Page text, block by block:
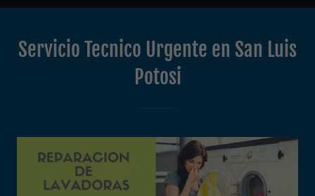
Servicio Tecnico Urgente en San Luis
Potosi